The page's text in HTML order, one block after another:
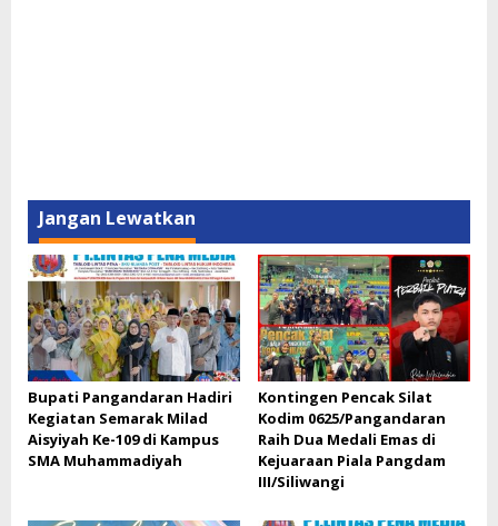
Jangan Lewatkan
Bupati Pangandaran Hadiri
Kegiatan Semarak Milad
Aisyiyah Ke-109 di Kampus
SMA Muhammadiyah
Kontingen Pencak Silat
Kodim 0625/Pangandaran
Raih Dua Medali Emas di
Kejuaraan Piala Pangdam
III/Siliwangi